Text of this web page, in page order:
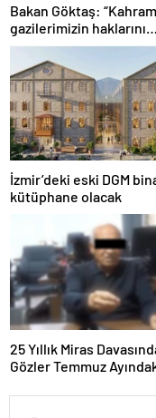
Bakan Göktaş:
gazilerimizin haklarını
güçlendiren yeni bir
kapılarını aralıyoruz”
İzmir’deki eski DGM
kütüphane olacak
25 Yıllık Miras
Gözler Temmuz